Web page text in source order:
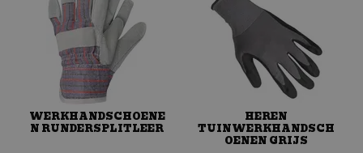
WERKHANDSCHOENE
N RUNDERSPLITLEER
HEREN
TUINWERKHANDSCH
OENEN GRIJS